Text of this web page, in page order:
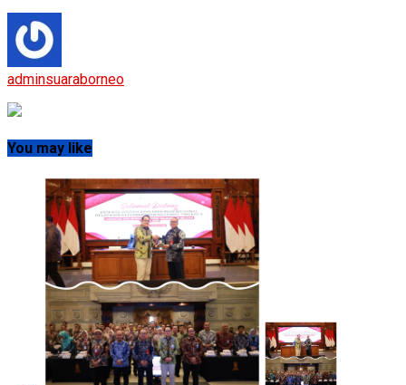
adminsuaraborneo
You may like